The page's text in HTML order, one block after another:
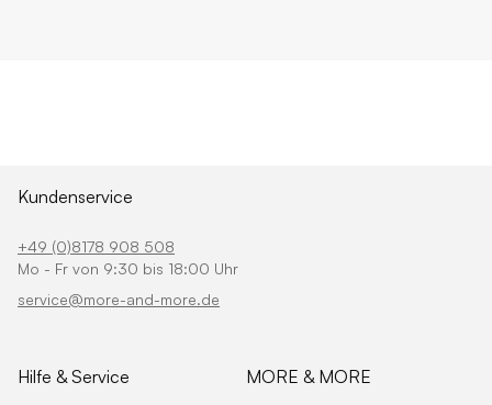
Kundenservice
+49 (0)8178 908 508
Mo - Fr von 9:30 bis 18:00 Uhr
service@more-and-more.de
Hilfe & Service MORE & MORE